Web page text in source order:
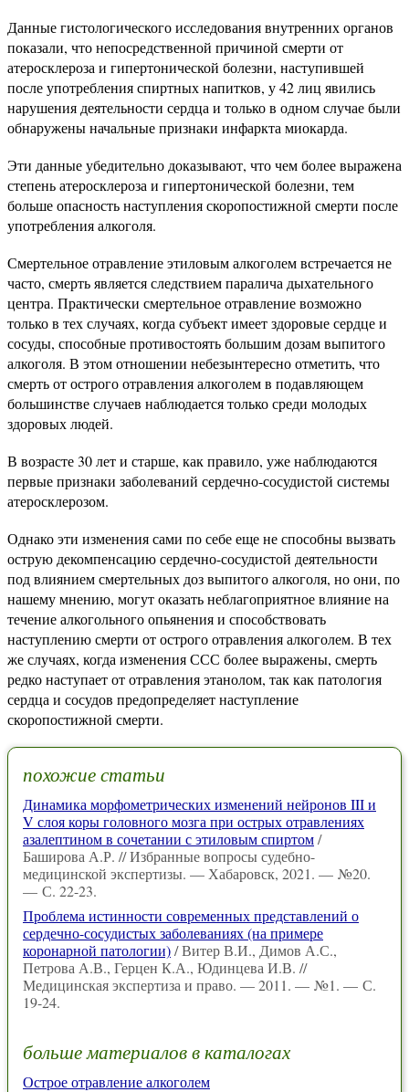
Данные гистологического исследования внутренних органов
показали, что непосредственной причиной смерти от
атеросклероза и гипертонической болезни, наступившей
после употребления спиртных напитков, у 42 лиц явились
нарушения деятельности сердца и только в одном случае были
обнаружены начальные признаки инфаркта миокарда.
Эти данные убедительно доказывают, что чем более выражена
степень атеросклероза и гипертонической болезни, тем
больше опасность наступления скоропостижной смерти после
употребления алкоголя.
Смертельное отравление этиловым алкоголем встречается не
часто, смерть является следствием паралича дыхательного
центра. Практически смертельное отравление возможно
только в тех случаях, когда субъект имеет здоровые сердце и
сосуды, способные противостоять большим дозам выпитого
алкоголя. В этом отношении небезынтересно отметить, что
смерть от острого отравления алкоголем в подавляющем
большинстве случаев наблюдается только среди молодых
здоровых людей.
В возрасте 30 лет и старше, как правило, уже наблюдаются
первые признаки заболеваний сердечно-сосудистой системы
атеросклерозом.
Однако эти изменения сами по себе еще не способны вызвать
острую декомпенсацию сердечно-сосудистой деятельности
под влиянием смертельных доз выпитого алкоголя, но они, по
нашему мнению, могут оказать неблагоприятное влияние на
течение алкогольного опьянения и способствовать
наступлению смерти от острого отравления алкоголем. В тех
же случаях, когда изменения ССС более выражены, смерть
редко наступает от отравления этанолом, так как патология
сердца и сосудов предопределяет наступление
скоропостижной смерти.
похожие статьи
Динамика морфометрических изменений нейронов III и
V слоя коры головного мозга при острых отравлениях
азалептином в сочетании с этиловым спиртом/
Баширова А.Р. // Избранные вопросы судебно-
медицинской экспертизы. — Хабаровск, 2021. — №20.
— С. 22-23.
Проблема истинности современных представлений о
сердечно-сосудистых заболеваниях (на примере
коронарной патологии)/ Витер В.И., Димов А.С.,
Петрова А.В., Герцен К.А., Юдинцева И.В. //
Медицинская экспертиза и право. — 2011. — №1. — С.
19-24.
больше материалов в каталогах
Острое отравление алкоголем